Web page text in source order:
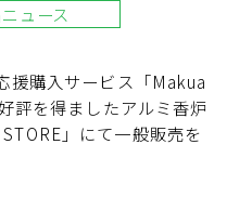
ュース
援購入サービス「Makua
評を得ましたアルミ香炉
」にて一般販売を